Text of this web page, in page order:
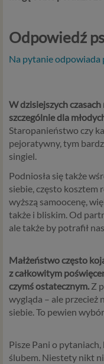
Odpowiedź
Na pytanie odpowiada
W dzisiejszych
szczególnie dla
Staropanieństwo czy
pejoratywny, tym
singiel.
Podniosła się także
siebie, często kosztem
wyższą samoocenę,
także i bliskim. Od
ale także by potrafił
Małżeństwo często
z całkowitym
czymś ostatecznym. Z
wygląda – ale przecież
siebie. To pewien
Pisze Pani o
ślubem. Niestety nikt